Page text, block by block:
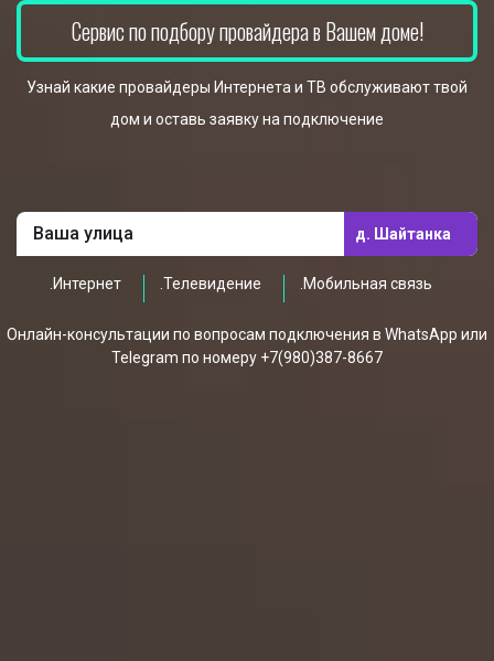
Сервис по подбору провайдера в Вашем доме!
Узнай какие провайдеры Интернета и ТВ обслуживают твой
дом и оставь заявку на подключение
д. Шайтанка
.Интернет .Телевидение .Мобильная связь
Онлайн-консультации по вопросам подключения в WhatsApp или
Telegram по номеру +7(980)387-8667